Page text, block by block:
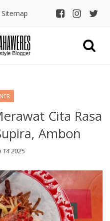
Sitemap
Cita Rasa
Ambon
14 2025
Warung Nasi Supira, Ambon